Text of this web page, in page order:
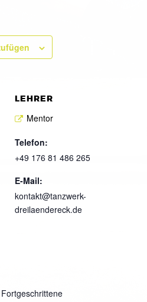
LEHRER
Mentor
Telefon:
+49 176 81 486 265
E-Mail:
kontakt@tanzwerk-
dreilaendereck.de